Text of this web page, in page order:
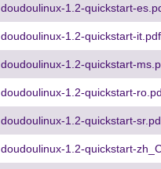
doudoulinux-1.2-quickstart-
doudoulinux-1.2-quickstart-it.pdf
doudoulinux-1.2-quickstart-
doudoulinux-1.2-quickstart-
doudoulinux-1.2-quickstart-
doudoulinux-1.2-quickstart-